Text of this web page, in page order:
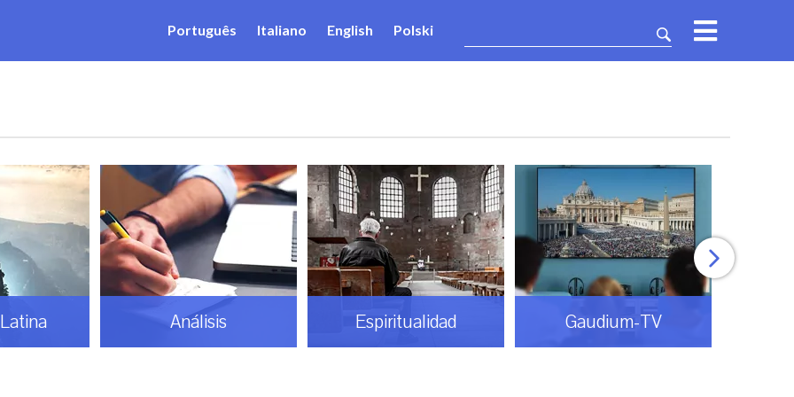
Português Italiano English Polski
Análisis Espiritualidad Gaudium-TV